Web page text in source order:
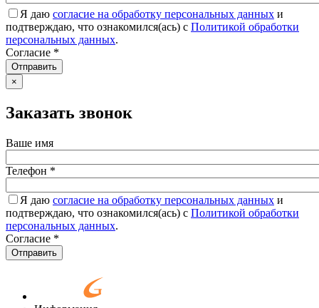
Я даю согласие на обработку персональных данных и
подтверждаю, что ознакомился(ась) с Политикой обработки
персональных данных.
Согласие *
Отправить
×
Заказать звонок
Ваше имя
Телефон *
Я даю согласие на обработку персональных данных и
подтверждаю, что ознакомился(ась) с Политикой обработки
персональных данных.
Согласие *
Отправить